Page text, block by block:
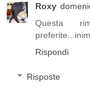
Roxy
Questa
Rispondi
Risposte